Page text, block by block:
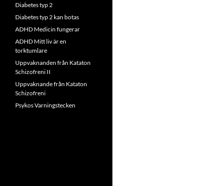
Diabetes typ 2
Diabetes typ 2 kan botas
ADHD Medicin fungerar
ADHD Mitt liv är en
torktumlare
Uppvaknanden från Kataton
Schizofreni II
Uppvaknande från Kataton
Schizofreni
Psykos Varningstecken